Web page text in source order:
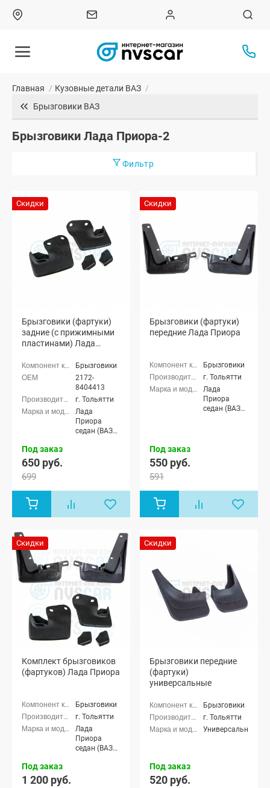
Главная / Кузовные детали ВАЗ /
Брызговики ВАЗ
Брызговики Лада Приора-2
Фильтр
Скидки
Брызговики (фартуки)
задние (с прижимными
пластинами) Лада
Брызговики
2172-
8404413
г. Тольятти
Лада
Приора
седан (ВАЗ
Приора
хэтчбек (ВАЗ
2172), Лада
Приора купэ
седан (ВАЗ
21704), Лада
Приора-2
хэтчбек (ВАЗ
21724)
Под заказ
650 руб.
699
Скидки
Брызговики (фартуки)
передние Лада Приора
Брызговики
г. Тольятти
Лада
Приора
седан (ВАЗ
(ВАЗ 21728),
хэтчбек (ВАЗ
Под заказ
550 руб.
591
Скидки
Комплект брызговиков
(фартуков) Лада Приора
Брызговики
г. Тольятти
Лада
Приора
седан (ВАЗ
Под заказ
1 200 руб.
Скидки
Брызговики передние
(фартуки)
универсальные
Брызговики
г. Тольятти
Универсальные
Под заказ
520 руб.